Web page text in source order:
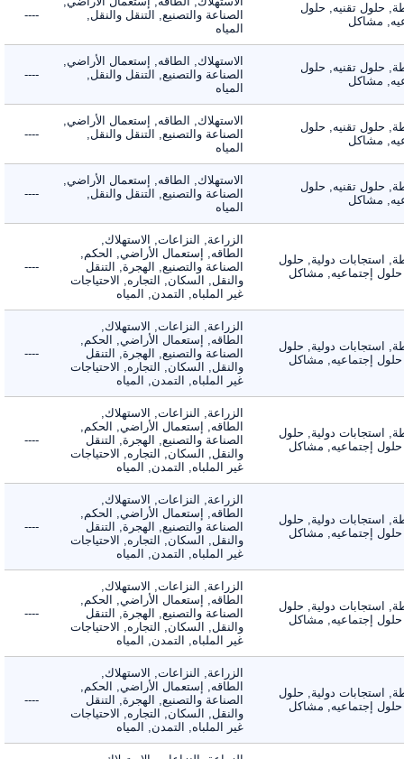
حلول تقنيه, حلول
مشاكل
الصناعة والتصنيع, التنقل والنقل,
المياه
----
حلول تقنيه, حلول
مشاكل
الاستهلاك, الطاقه, إستعمال الأراضي,
الصناعة والتصنيع, التنقل والنقل,
المياه
----
حلول تقنيه, حلول
مشاكل
الاستهلاك, الطاقه, إستعمال الأراضي,
الصناعة والتصنيع, التنقل والنقل,
المياه
----
حلول تقنيه, حلول
مشاكل
الاستهلاك, الطاقه, إستعمال الأراضي,
الصناعة والتصنيع, التنقل والنقل,
المياه
----
استجابات دولية, حلول
إجتماعيه, مشاكل
الزراعة, النزاعات, الاستهلاك,
الطاقه, إستعمال الأراضي, الحكم,
الصناعة والتصنيع, الهجرة, التنقل
والنقل, السكان, التجاره, الاحتياجات
غير الملباه, التمدن, المياه
----
استجابات دولية, حلول
إجتماعيه, مشاكل
الزراعة, النزاعات, الاستهلاك,
الطاقه, إستعمال الأراضي, الحكم,
الصناعة والتصنيع, الهجرة, التنقل
والنقل, السكان, التجاره, الاحتياجات
غير الملباه, التمدن, المياه
----
استجابات دولية, حلول
إجتماعيه, مشاكل
الزراعة, النزاعات, الاستهلاك,
الطاقه, إستعمال الأراضي, الحكم,
الصناعة والتصنيع, الهجرة, التنقل
والنقل, السكان, التجاره, الاحتياجات
غير الملباه, التمدن, المياه
----
استجابات دولية, حلول
إجتماعيه, مشاكل
الزراعة, النزاعات, الاستهلاك,
الطاقه, إستعمال الأراضي, الحكم,
الصناعة والتصنيع, الهجرة, التنقل
والنقل, السكان, التجاره, الاحتياجات
غير الملباه, التمدن, المياه
----
استجابات دولية, حلول
إجتماعيه, مشاكل
الزراعة, النزاعات, الاستهلاك,
الطاقه, إستعمال الأراضي, الحكم,
الصناعة والتصنيع, الهجرة, التنقل
والنقل, السكان, التجاره, الاحتياجات
غير الملباه, التمدن, المياه
----
استجابات دولية, حلول
إجتماعيه, مشاكل
الزراعة, النزاعات, الاستهلاك,
الطاقه, إستعمال الأراضي, الحكم,
الصناعة والتصنيع, الهجرة, التنقل
والنقل, السكان, التجاره, الاحتياجات
غير الملباه, التمدن, المياه
----